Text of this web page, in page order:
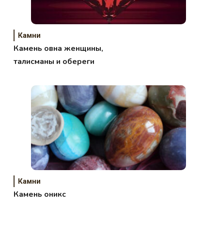
Камни
Камень овна женщины,
талисманы и обереги
Камни
Камень оникс